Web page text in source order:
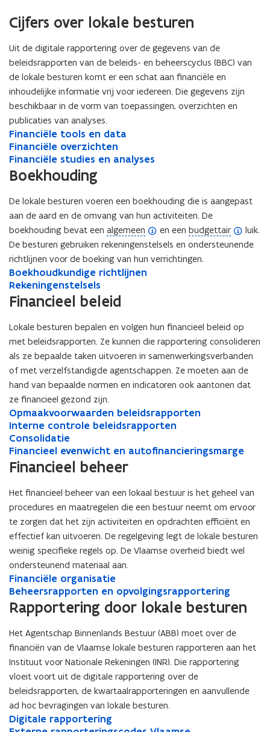
Cijfers over lokale besturen
Uit de digitale rapportering over de gegevens van de
beleidsrapporten van de beleids- en beheerscyclus (BBC) van
de lokale besturen komt er een schat aan financiële en
inhoudelijke informatie vrij voor iedereen. Die gegevens zijn
beschikbaar in de vorm van toepassingen, overzichten en
publicaties van analyses.
F
i
n
a
n
c
ë
l
e
t
o
o
e
a
t
a
Financiële tools en data
F
i
n
a
n
c
ë
l
e
t
o
o
l
s
e
d
a
t
a
F
i
n
a
n
i
ë
l
e
o
v
e
z
h
t
e
n
Financiële overzichten
F
i
n
a
n
i
ë
l
e
o
v
e
r
z
c
h
t
e
n
F
n
a
c
i
ë
l
e
s
t
d
s
e
n
a
n
a
l
y
s
e
s
Financiële studies en analyses
F
i
n
a
c
i
ë
l
e
s
t
u
d
e
s
e
n
a
n
a
l
y
s
e
s
Boekhouding
De lokale besturen voeren een boekhouding die is aangepast
aan de aard en de omvang van hun activiteiten. De
boekhouding bevat een algemeen
(
o
p
e
d
f
i
n
i
t
i
e
)
en een budgettair
(
o
p
f
i
n
i
t
e
luik.
De besturen gebruiken rekeningenstelsels en ondersteunende
richtlijnen voor de boeking van hun verrichtingen.​​
B
o
e
k
h
u
d
k
u
n
d
i
g
e
r
c
t
l
i
j
n
e
n
Boekhoudkundige richtlijnen
B
o
e
k
h
u
d
k
u
n
d
i
g
e
r
i
c
h
t
l
i
j
n
e
n
R
e
k
e
i
n
g
e
n
s
t
e
l
s
e
l
Rekeningenstelsels
R
e
k
e
i
n
g
e
n
s
t
e
l
s
e
l
s
Financieel beleid
Lokale besturen bepalen en volgen hun financieel beleid op
met beleidsrapporten. Ze kunnen die rapportering consolideren
als ze bepaalde taken uitvoeren in samenwerkingsverbanden
of met verzelfstandigde agentschappen. Ze moeten aan de
hand van bepaalde normen en indicatoren ook aantonen dat
ze financieel gezond zijn.​​​​​​
O
p
m
a
a
k
v
o
r
w
a
a
r
d
e
n
b
l
e
i
d
s
r
a
Opmaakvoorwaarden beleidsrapporten
O
p
m
a
a
k
v
o
r
w
a
a
r
d
e
n
b
e
l
e
i
d
s
r
a
I
n
t
e
r
n
c
o
n
t
r
o
l
e
b
e
e
i
d
s
r
a
p
Interne controle beleidsrapporten
I
n
t
e
r
n
c
o
n
t
r
o
l
e
b
e
l
e
i
d
s
r
a
p
C
o
n
s
o
i
d
a
t
i
e
Consolidatie
C
o
n
s
o
i
d
a
t
i
e
F
n
a
c
i
e
e
l
e
v
e
n
w
c
h
t
e
n
a
u
Financieel evenwicht en autofinancieringsmarge
F
i
n
a
c
i
e
e
l
e
v
e
n
w
i
c
h
t
e
n
a
u
Financieel beheer
Het financieel beheer van een lokaal bestuur is het geheel van
procedures en maatregelen die een bestuur neemt om ervoor
te zorgen dat het zijn activiteiten en opdrachten efficiënt en
effectief kan uitvoeren. De regelgeving legt de lokale besturen
weinig specifieke regels op. De Vlaamse overheid biedt wel
ondersteunend materiaal aan.
F
i
n
a
n
c
i
ë
l
e
o
r
Financiële organisatie
F
i
n
a
n
c
i
ë
l
e
o
r
B
e
h
e
e
r
s
r
a
p
p
Beheersrapporten en opvolgingsrapportering
B
e
h
e
e
r
s
r
a
p
p
Rapportering door lokale besturen
Het Agentschap Binnenlands Bestuur (ABB) moet over de
financiën van de Vlaamse lokale besturen rapporteren aan het
Instituut voor Nationale Rekeningen (INR). Die rapportering
vloeit voort uit de digitale rapportering over de
beleidsrapporten, de kwartaalrapporteringen en aanvullende
ad hoc bevragingen van lokale besturen.
D
Digitale rapportering
D